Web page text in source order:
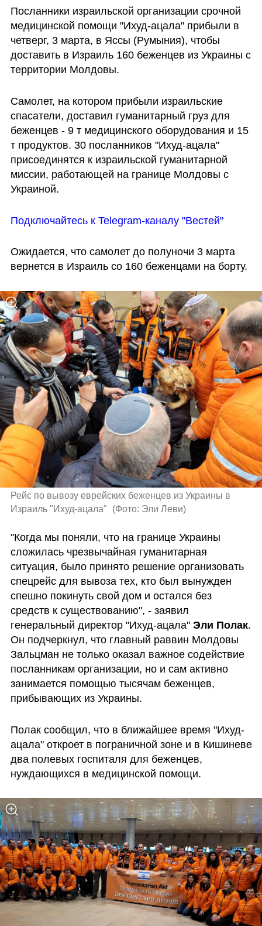
Посланники израильской организации срочной
медицинской помощи "Ихуд-ацала" прибыли в
четверг, 3 марта, в Яссы (Румыния), чтобы
доставить в Израиль 160 беженцев из Украины с
территории Молдовы.
Самолет, на котором прибыли израильские
спасатели, доставил гуманитарный груз для
беженцев - 9 т медицинского оборудования и 15
т продуктов. 30 посланников "Ихуд-ацала"
присоединятся к израильской гуманитарной
миссии, работающей на границе Молдовы с
Украиной.
Подключайтесь к Telegram-каналу "Вестей"
Ожидается, что самолет до полуночи 3 марта
вернется в Израиль со 160 беженцами на борту.
Рейс по вывозу еврейских беженцев из Украины в
Израиль "Ихуд-ацала"
(Фото: Эли Леви)
"Когда мы поняли, что на границе Украины
сложилась чрезвычайная гуманитарная
ситуация, было принято решение организовать
спецрейс для вывоза тех, кто был вынужден
спешно покинуть свой дом и остался без
средств к существованию", - заявил
генеральный директор "Ихуд-ацала" Эли Полак.
Он подчеркнул, что главный раввин Молдовы
Зальцман не только оказал важное содействие
посланникам организации, но и сам активно
занимается помощью тысячам беженцев,
прибывающих из Украины.
Полак сообщил, что в ближайшее время "Ихуд-
ацала" откроет в пограничной зоне и в Кишиневе
два полевых госпиталя для беженцев,
нуждающихся в медицинской помощи.